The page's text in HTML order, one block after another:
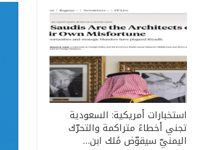
استخبارات أمريكية: السعودية
تجني أخطاءً متراكمة والتحرّك
اليمنيّ سيقوّض مُلك ابن…